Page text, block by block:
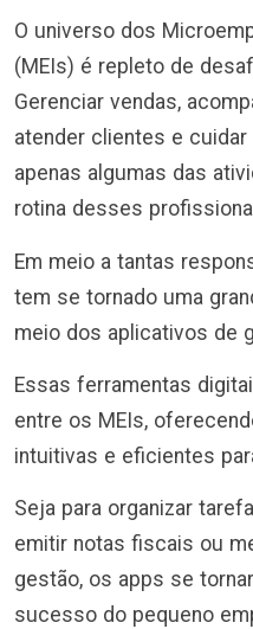
O universo dos
(MEIs) é repleto de
Gerenciar vendas,
atender clientes e
apenas algumas das
rotina desses
Em meio a tantas
tem se tornado uma
meio dos aplicativos de
Essas ferramentas
entre os MEIs,
intuitivas e eficientes
Seja para organizar
emitir notas fiscais ou
gestão, os apps se
sucesso do pequeno